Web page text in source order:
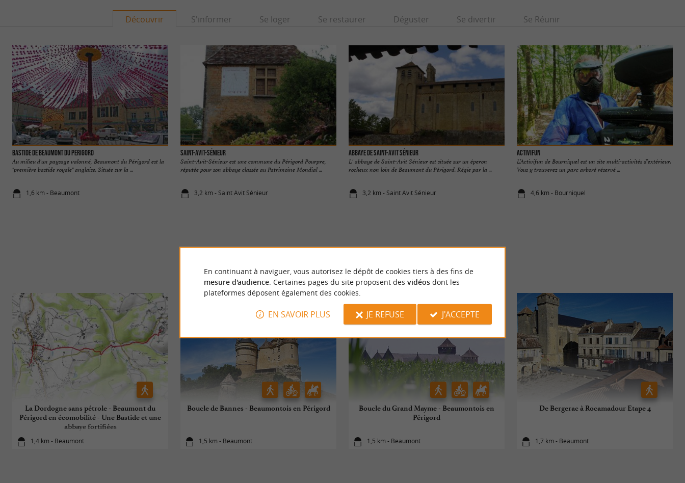
Découvrir S'informer Se loger Se restaurer Déguster Se divertir Se Réunir
BASTIDE DE BEAUMONT DU PERIGORD
Au milieu d'un paysage valonné, Beaumont du Périgord est la
"première bastide royale" anglaise. Située sur la ...
1,6 km - Beaumont
Saint-Avit-Sénieur
Saint-Avit-Sénieur est une commune du Périgord Pourpre,
réputée pour son abbaye classée au Patrimoine Mondial ...
3,2 km - Saint Avit Sénieur
Abbaye de Saint-Avit Sénieur
L' abbaye de Saint-Avit Sénieur est située sur un éperon
rocheux non loin de Beaumont du Périgord. Régie par la ...
3,2 km - Saint Avit Sénieur
Activifun
L’Activifun de Bourniquel est un site multi-activités d’extérieur.
Vous y trouverez un parc arboré réservé ...
4,6 km - Bourniquel
VOUS AIMEREZAUSSI
La Dordogne sans pétrole - Beaumont du
Périgord en écomobilité - Une Bastide et une
abbaye fortifiées
1,4 km - Beaumont
Boucle de Bannes - Beaumontois en Périgord
1,5 km - Beaumont
Boucle du Grand Mayme - Beaumontois en
Périgord
1,5 km - Beaumont
De Bergerac à Rocamadour Etape 4
1,7 km - Beaumont
En continuant à naviguer, vous autorisez le dépôt de cookies tiers à des fins de
mesure d'audience. Certaines pages du site proposent des vidéosdont les
plateformes déposent également des cookies.
EN SAVOIR PLUS JE REFUSE J'ACCEPTE